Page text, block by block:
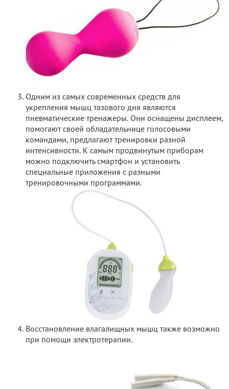
Одним из самых современных средств для
укрепления мышц тазового дня являются
пневматические тренажеры. Они оснащены дисплеем,
помогают своей обладательнице голосовыми
командами, предлагают тренировки разной
интенсивности. К самым продвинутым приборам
можно подключить смартфон и установить
специальные приложения с разными
тренировочными программами.
Восстановление влагалищных мышц также возможно
при помощи электротерапии.